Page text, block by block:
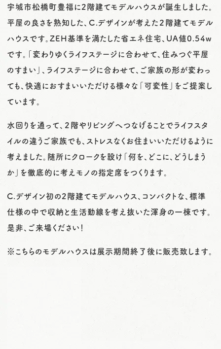
宇城市松橋町豊福に2階建てモデルハウスが誕生しました。
平屋の良さを熟知した、Ｃ.デザインが考えた２階建てモデル
ハウスです。ZEH基準を満たした省エネ住宅、UA値0.54w
です。「変わりゆくライフステージに合わせて、住みつぐ平屋
のすまい」、ライフステージに合わせて、ご家族の形が変わっ
ても、快適におすまいいただける様々な「可変性」をご提案し
ています。
水回りを通って、２階やリビングへつなげることでライフスタ
イルの違うご家族でも、ストレスなくお住まいいただけるように
考えました。随所にクロークを設け「何を、どこに、どうしまう
か」を徹底的に考えモノの指定席をつくります。
C.デザイン初の2階建てモデルハウス、コンパクトな、標準
仕様の中で収納と生活動線を考え抜いた渾身の一棟です。
是非、ご来場ください！
※こちらのモデルハウスは展示期間終了後に販売致します。